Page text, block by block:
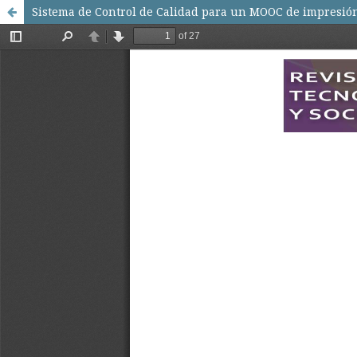
Sistema de Control de Calidad para un MOOC de